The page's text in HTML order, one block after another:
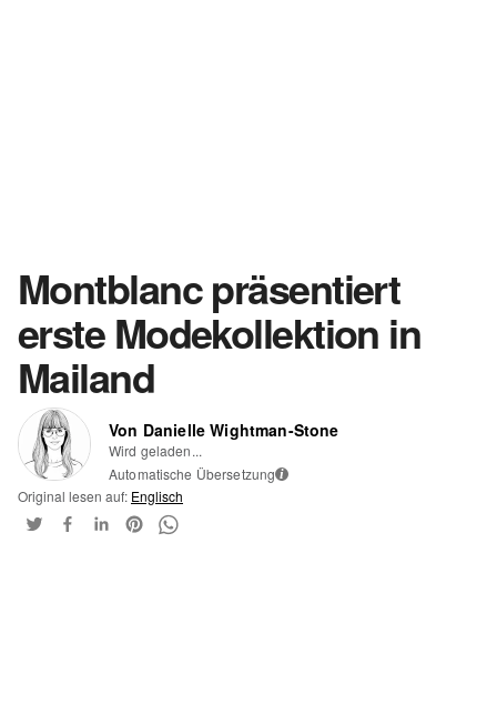
Montblanc präsentiert
erste Modekollektion in
Mailand
Von Danielle Wightman-Stone
Wird geladen...
Automatische Übersetzung i
Original lesen auf: Englisch